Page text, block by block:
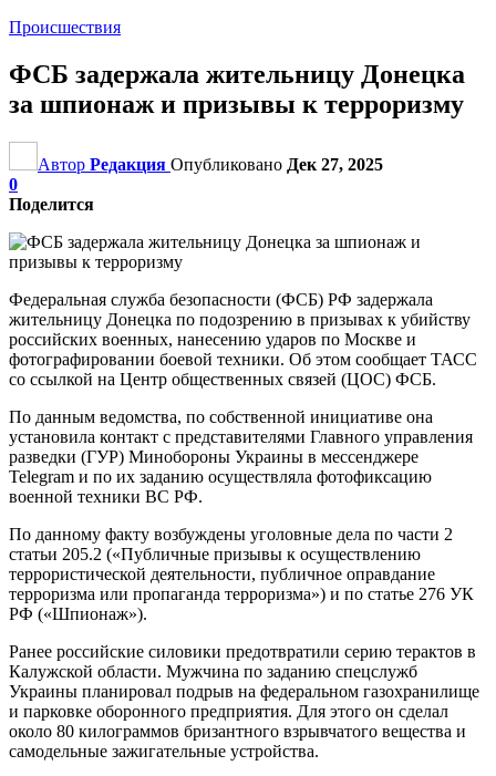
Происшествия
ФСБ задержала жительницу Донецка
за шпионаж и призывы к терроризму
Автор Редакция Опубликовано Дек 27, 2025
0
Поделится
Федеральная служба безопасности (ФСБ) РФ задержала
жительницу Донецка по подозрению в призывах к убийству
российских военных, нанесению ударов по Москве и
фотографировании боевой техники. Об этом сообщает ТАСС
со ссылкой на Центр общественных связей (ЦОС) ФСБ.
По данным ведомства, по собственной инициативе она
установила контакт с представителями Главного управления
разведки (ГУР) Минобороны Украины в мессенджере
Telegram и по их заданию осуществляла фотофиксацию
военной техники ВС РФ.
По данному факту возбуждены уголовные дела по части 2
статьи 205.2 («Публичные призывы к осуществлению
террористической деятельности, публичное оправдание
терроризма или пропаганда терроризма») и по статье 276 УК
РФ («Шпионаж»).
Ранее российские силовики предотвратили серию терактов в
Калужской области. Мужчина по заданию спецслужб
Украины планировал подрыв на федеральном газохранилище
и парковке оборонного предприятия. Для этого он сделал
около 80 килограммов бризантного взрывчатого вещества и
самодельные зажигательные устройства.